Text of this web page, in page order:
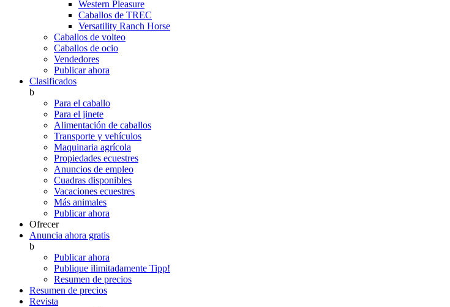
Western Pleasure
Caballos de TREC
Versatility Ranch Horse
Caballos de volteo
Caballos de ocio
Vendedores
Publicar ahora
Clasificados
b
Para el caballo
Para el jinete
Alimentación de caballos
Transporte y vehículos
Maquinaria agrícola
Propiedades ecuestres
Anuncios de empleo
Cuadras disponibles
Vacaciones ecuestres
Más animales
Publicar ahora
Ofrecer
Anuncia ahora gratis
b
Publicar ahora
Publique ilimitadamente Tipp!
Resumen de precios
Resumen de precios
Revista